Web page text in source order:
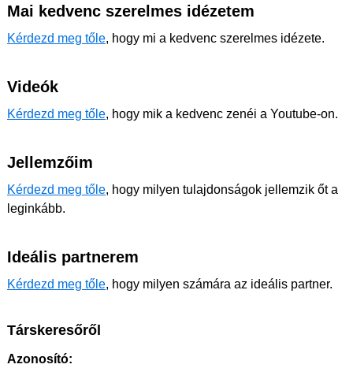
Mai kedvenc szerelmes idézetem
Kérdezd meg tőle, hogy mi a kedvenc szerelmes idézete.
Videók
Kérdezd meg tőle, hogy mik a kedvenc zenéi a Youtube-on.
Jellemzőim
Kérdezd meg tőle, hogy milyen tulajdonságok jellemzik őt a
leginkább.
Ideális partnerem
Kérdezd meg tőle, hogy milyen számára az ideális partner.
Társkeresőről
Azonosító: